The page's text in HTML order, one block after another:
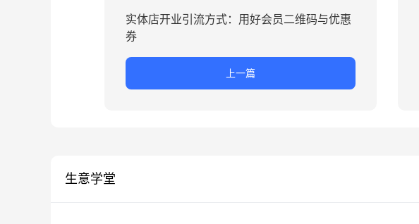
实体店开业引流方式：用好会员二维码与优惠
券
上一篇
生意学堂